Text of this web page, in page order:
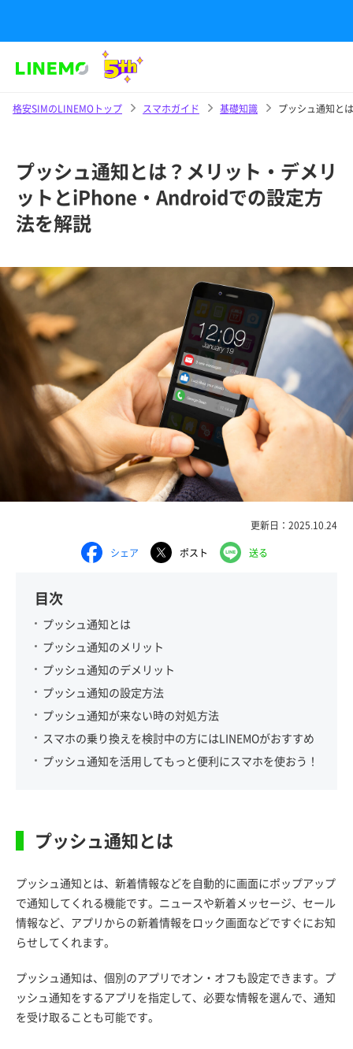
格安SIMのLINEMOトップ スマホガイド 基礎知識 プッシュ通知と
プッシュ通知とは？メリット・デメリ
ットとiPhone・Androidでの設定方
法を解説
更新日：2025.10.24
シェア ポスト 送る
目次
プッシュ通知とは
プッシュ通知のメリット
プッシュ通知のデメリット
プッシュ通知の設定方法
プッシュ通知が来ない時の対処方法
スマホの乗り換えを検討中の方にはLINEMOがおすすめ
プッシュ通知を活用してもっと便利にスマホを使おう！
プッシュ通知とは
プッシュ通知とは、新着情報などを自動的に画面にポップアップ
で通知してくれる機能です。ニュースや新着メッセージ、セール
情報など、アプリからの新着情報をロック画面などですぐにお知
らせしてくれます。
プッシュ通知は、個別のアプリでオン・オフも設定できます。プ
ッシュ通知をするアプリを指定して、必要な情報を選んで、通知
を受け取ることも可能です。